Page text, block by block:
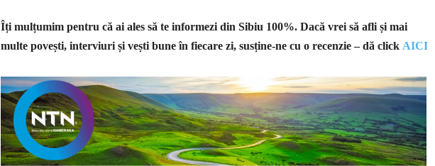
Îți mulțumim pentru că ai ales să te informezi din Sibiu 100%. Dacă vrei să afli și mai
multe povești, interviuri și vești bune în fiecare zi, susține-ne cu o recenzie – dă click AICI